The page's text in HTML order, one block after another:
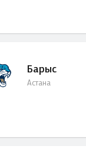
Барыс
Астана